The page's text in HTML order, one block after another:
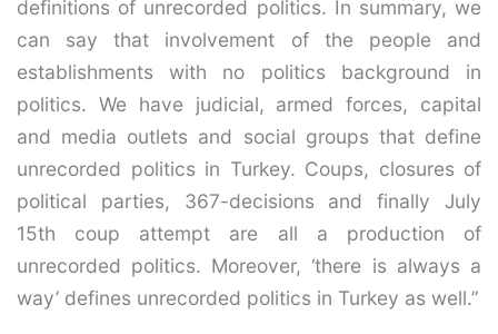
definitions of unrecorded politics. In summary, we
can say that involvement of the people and
establishments with no politics background in
politics. We have judicial, armed forces, capital
and media outlets and social groups that define
unrecorded politics in Turkey. Coups, closures of
political parties, 367-decisions and finally July
15th coup attempt are all a production of
unrecorded politics. Moreover, ‘there is always a
way’ defines unrecorded politics in Turkey as well.”